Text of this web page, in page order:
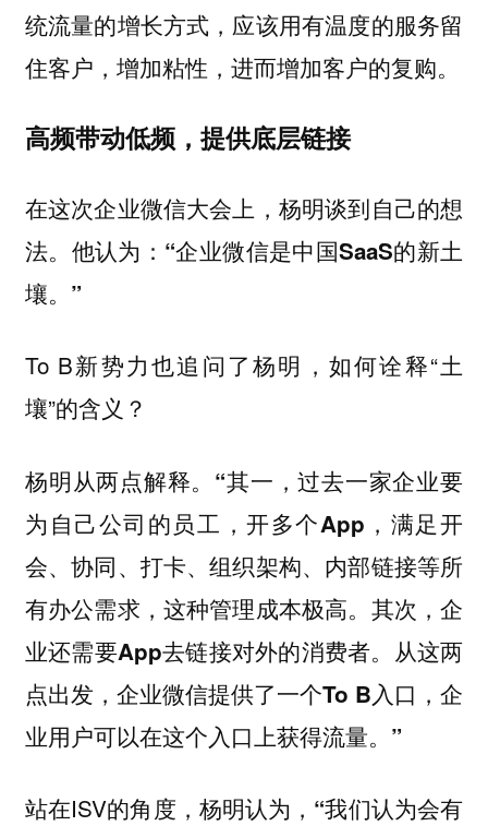
统流量的增长方式，应该用有温度的服务留
住客户，增加粘性，进而增加客户的复购。
高频带动低频，提供底层链接
在这次企业微信大会上，杨明谈到自己的想
法。他认为： “企业微信是中国SaaS的新土
壤。”
To B新势力也追问了杨明，如何诠释“土
壤”的含义？
杨明从两点解释。 “其一，过去一家企业要
为自己公司的员工，开多个App，满足开
会、协同、打卡、组织架构、内部链接等所
有办公需求，这种管理成本极高。其次，企
业还需要App去链接对外的消费者。从这两
点出发，企业微信提供了一个To B入口，企
业用户可以在这个入口上获得流量。”
站在ISV的角度，杨明认为， “我们认为会有